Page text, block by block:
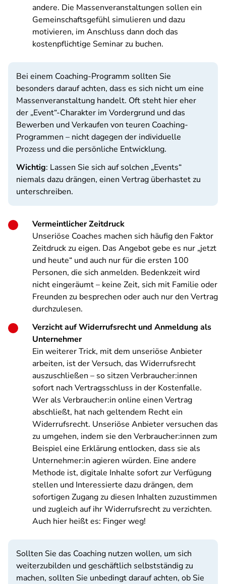
andere. Die Massenveranstaltungen sollen ein
Gemeinschaftsgefühl simulieren und dazu
motivieren, im Anschluss dann doch das
kostenpflichtige Seminar zu buchen.
Bei einem Coaching-Programm sollten Sie
besonders darauf achten, dass es sich nicht um eine
Massenveranstaltung handelt. Oft steht hier eher
der „Event“-Charakter im Vordergrund und das
Bewerben und Verkaufen von teuren Coaching-
Programmen – nicht dagegen der individuelle
Prozess und die persönliche Entwicklung.
Wichtig: Lassen Sie sich auf solchen „Events“
niemals dazu drängen, einen Vertrag überhastet zu
unterschreiben.
Vermeintlicher Zeitdruck
Unseriöse Coaches machen sich häufig den Faktor
Zeitdruck zu eigen. Das Angebot gebe es nur „jetzt
und heute“ und auch nur für die ersten 100
Personen, die sich anmelden. Bedenkzeit wird
nicht eingeräumt – keine Zeit, sich mit Familie oder
Freunden zu besprechen oder auch nur den Vertrag
durchzulesen.
Verzicht auf Widerrufsrecht und Anmeldung als
Unternehmer
Ein weiterer Trick, mit dem unseriöse Anbieter
arbeiten, ist der Versuch, das Widerrufsrecht
auszuschließen – so sitzen Verbraucher:innen
sofort nach Vertragsschluss in der Kostenfalle.
Wer als Verbraucher:in online einen Vertrag
abschließt, hat nach geltendem Recht ein
Widerrufsrecht. Unseriöse Anbieter versuchen das
zu umgehen, indem sie den Verbraucher:innen zum
Beispiel eine Erklärung entlocken, dass sie als
Unternehmer:in agieren würden. Eine andere
Methode ist, digitale Inhalte sofort zur Verfügung
stellen und Interessierte dazu drängen, dem
sofortigen Zugang zu diesen Inhalten zuzustimmen
und zugleich auf ihr Widerrufsrecht zu verzichten.
Auch hier heißt es: Finger weg!
Sollten Sie das Coaching nutzen wollen, um sich
weiterzubilden und geschäftlich selbstständig zu
machen, sollten Sie unbedingt darauf achten, ob Sie